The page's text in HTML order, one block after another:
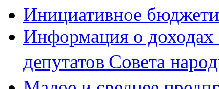
Инициативное
Информация о
депутатов Совета